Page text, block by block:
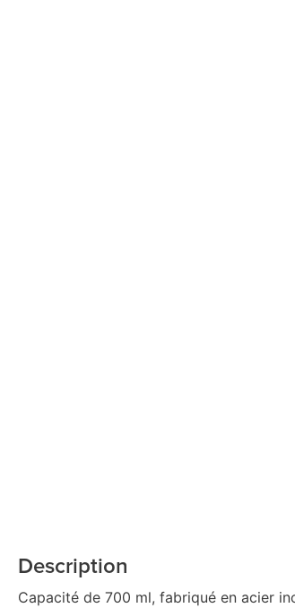
Description
Capacité de 700 ml, fabriqué en acier